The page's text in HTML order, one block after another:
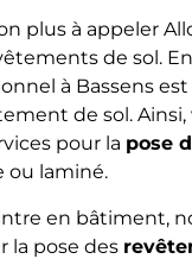
plus à appeler
de sol.
à Bassens
de sol.
pour la pose
ou laminé.
en bâtiment,
la pose des